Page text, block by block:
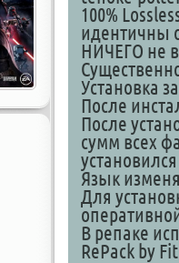
100%
идентичны
НИЧЕГО не
Установка
После
После
сумм всех
Язык
Для
В репаке
RePack by